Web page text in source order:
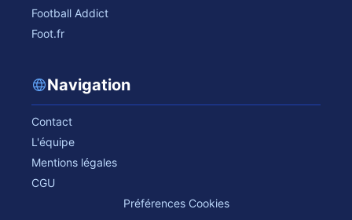
Football Addict
Foot.fr
Navigation
Contact
L'équipe
Mentions légales
CGU
Préférences Cookies